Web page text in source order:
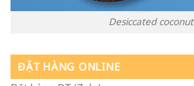
Desiccated coconut
ĐẶT HÀNG ONLINE